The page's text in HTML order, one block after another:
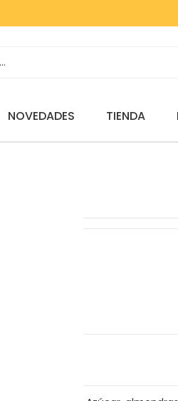
NOVEDADES TIENDA